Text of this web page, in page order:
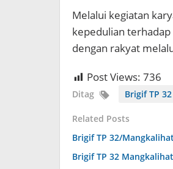
Melalui kegiatan
kepedulian
dengan rakyat
Post Views: 736
Ditag Brigif TP
Related Posts
Brigif TP 32/
Brigif TP 32